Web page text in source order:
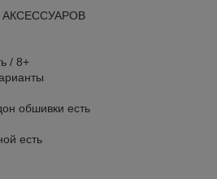
/ 8+
обшивки есть
есть